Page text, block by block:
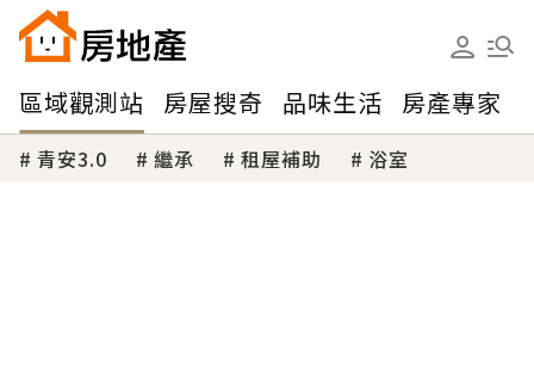
區域觀測站 房屋搜奇 品味生活 房產專家
青安3.0 繼承 租屋補助 浴室